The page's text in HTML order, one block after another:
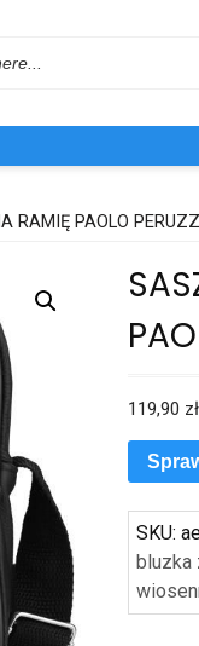
RAMIĘ PAOLO
119,90 zł
SKU:
bluzka